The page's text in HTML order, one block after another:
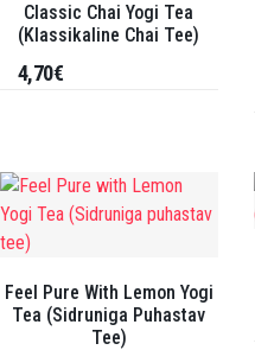
Classic Chai Yogi Tea
(Klassikaline Chai Tee)
4,70€
Feel Pure With Lemon Yogi
Tea (Sidruniga Puhastav
Tee)